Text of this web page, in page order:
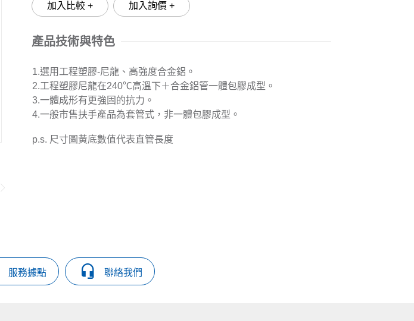
加入比較 + 加入詢價 +
產品技術與特色
1.選用工程塑膠-尼龍、高強度合金鋁。
2.工程塑膠尼龍在240℃高溫下＋合金鋁管一體包膠成型。
3.一體成形有更強固的抗力。
4.一般市售扶手產品為套管式，非一體包膠成型。
p.s. 尺寸圖黃底數值代表直管長度
服務據點 聯絡我們